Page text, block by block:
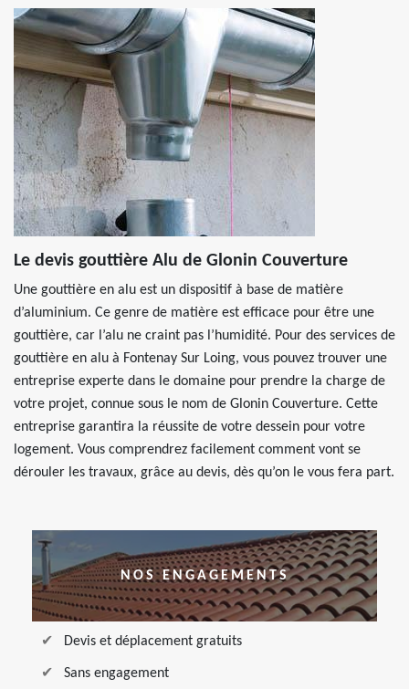
Le devis gouttière Alu de Glonin Couverture
Une gouttière en alu est un dispositif à base de matière
d’aluminium. Ce genre de matière est efficace pour être une
gouttière, car l’alu ne craint pas l’humidité. Pour des services de
gouttière en alu à Fontenay Sur Loing, vous pouvez trouver une
entreprise experte dans le domaine pour prendre la charge de
votre projet, connue sous le nom de Glonin Couverture. Cette
entreprise garantira la réussite de votre dessein pour votre
logement. Vous comprendrez facilement comment vont se
dérouler les travaux, grâce au devis, dès qu’on le vous fera part.
NOS ENGAGEMENTS
Devis et déplacement gratuits
Sans engagement